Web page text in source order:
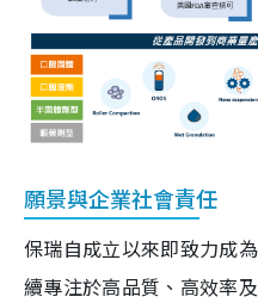
願景與企業社會責任
保瑞自成立以來即致力成
續專注於高品質、高效率